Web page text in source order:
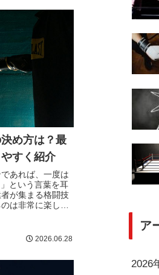
め方は？最
すく紹介
あれば、一度は
という言葉を耳
が集まる格闘技
は非常に楽しい
2026.06.28
ア
2026